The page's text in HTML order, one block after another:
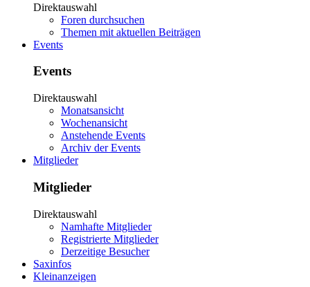
Direktauswahl
Foren durchsuchen
Themen mit aktuellen Beiträgen
Events
Events
Direktauswahl
Monatsansicht
Wochenansicht
Anstehende Events
Archiv der Events
Mitglieder
Mitglieder
Direktauswahl
Namhafte Mitglieder
Registrierte Mitglieder
Derzeitige Besucher
Saxinfos
Kleinanzeigen